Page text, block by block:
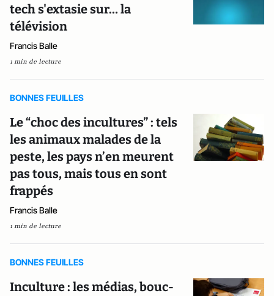
tech s'extasie sur… la
télévision
Francis Balle
1 min de lecture
BONNES FEUILLES
Le “choc des incultures” : tels
les animaux malades de la
peste, les pays n’en meurent
pas tous, mais tous en sont
frappés
Francis Balle
1 min de lecture
BONNES FEUILLES
Inculture : les médias, bouc-